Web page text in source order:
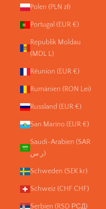
Polen (PLN zł)
Portugal (EUR €)
Republik Moldau
(MDL L)
Réunion (EUR €)
Rumänien (RON Lei)
Russland (EUR €)
San Marino (EUR €)
Saudi-Arabien (SAR
ر.س)
Schweden (SEK kr)
Schweiz (CHF CHF)
Serbien (RSD РСД)